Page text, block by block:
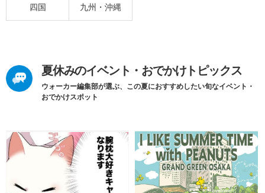
四国 九州・沖縄
夏休みのイベント・おでかけトピックス
ウォーカー編集部が選ぶ、この夏におすすめしたい旬なイベント・
おでかけスポット